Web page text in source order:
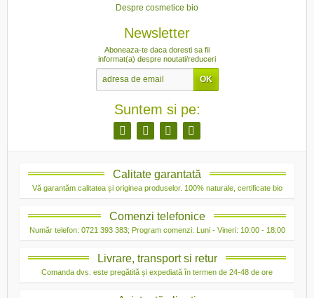
Despre cosmetice bio
Newsletter
Aboneaza-te daca doresti sa fii
informat(a) despre noutati/reduceri
Suntem si pe:
Calitate garantată
Vă garantăm calitatea și originea produselor. 100% naturale, certificate bio
Comenzi telefonice
Număr telefon: 0721 393 383; Program comenzi: Luni - Vineri: 10:00 - 18:00
Livrare, transport si retur
Comanda dvs. este pregătită și expediată în termen de 24-48 de ore